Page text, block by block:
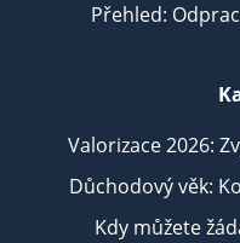
Přehled:
Valorizace 2026:
Důchodový věk:
Kdy můžete